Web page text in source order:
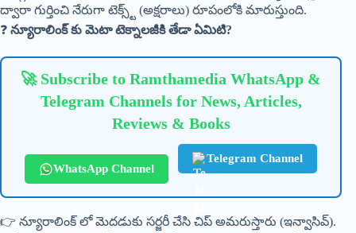
ద్వారా గుర్తించి నేరుగా టెక్స్ట్ (అక్షరాలు) రూపంలోకి మారుస్తుంది.
❓ న్యూరాలింక్ కు మెటా టెక్నాలజీకి తేడా ఏమిటి?
🚀 Subscribe to Ramthamedia WhatsApp &
Telegram Channels for News, Articles,
Reviews & Books
WhatsApp Channel
Telegram Channel
👉 న్యూరాలింక్ లో మెదడుకు సర్జరీ చేసి చిప్ అమరుస్తారు (ఇన్వాసివ్).